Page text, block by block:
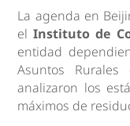
La agenda en
elInstituto de
entidad
Asuntos
analizaron los
máximos de